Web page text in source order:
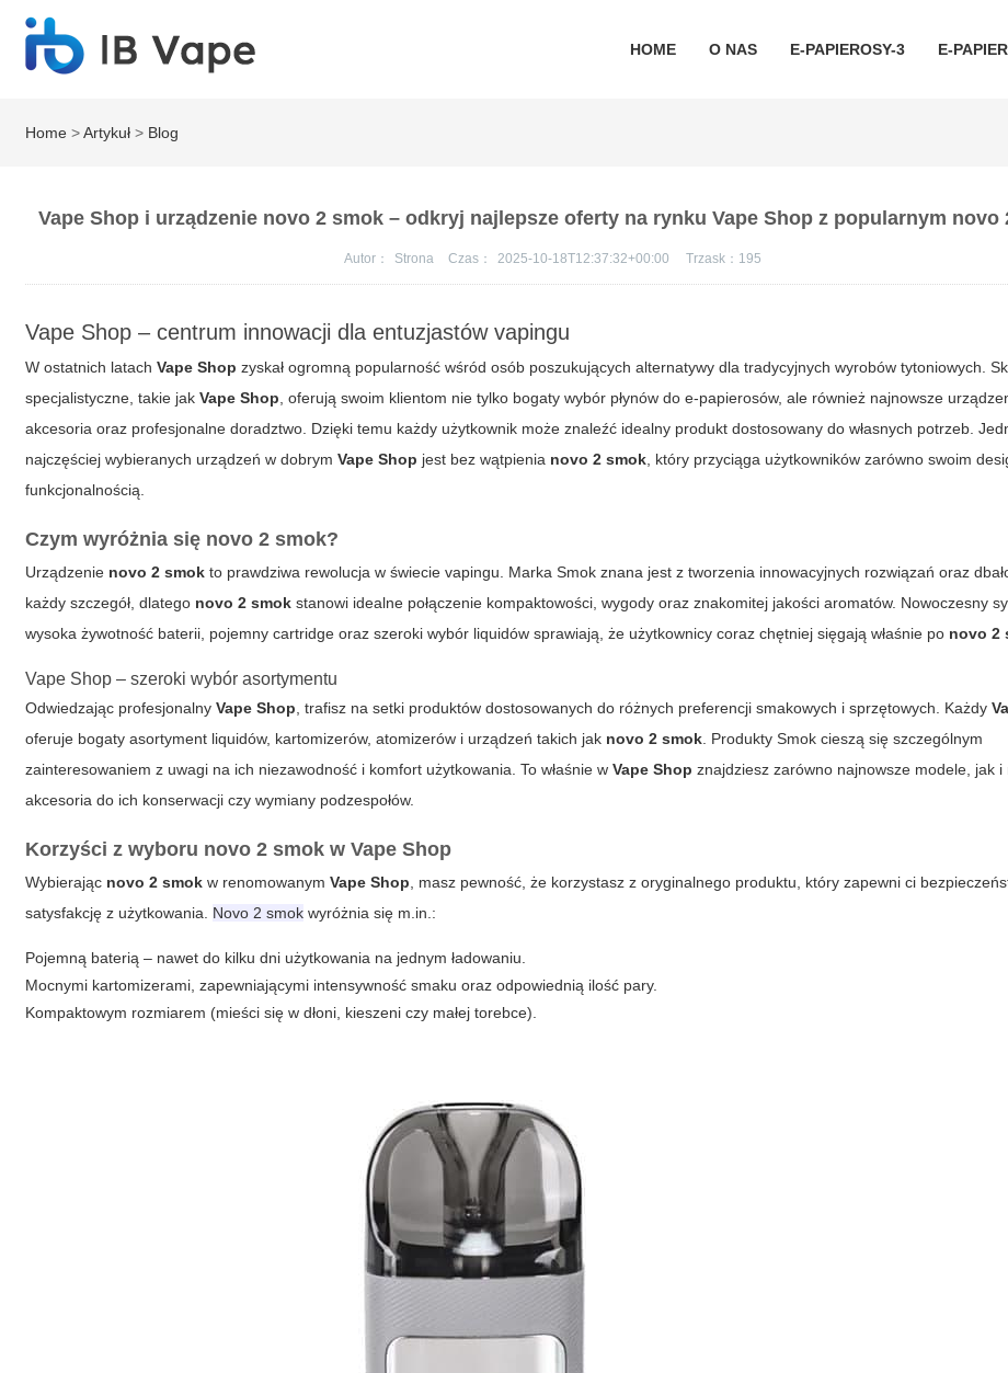
HOME O NAS E-PAPIEROSY-3 E-
Home >Artykuł > Blog
Vape Shop i urządzenie novo 2 smok – odkryj najlepsze oferty na rynku Vape Shop z popularnym novo
Autor： Strona Czas： 2025-10-18T12:37:32+00:00 Trzask： 195
Vape Shop – centrum innowacji dla entuzjastów vapingu
W ostatnich latachVape Shop zyskał ogromną popularność wśród osób poszukujących alternatywy dla tradycyjnych wyrobów tytoniowych.
specjalistyczne, takie jakVape Shop , oferują swoim klientom nie tylko bogaty wybór płynów do e-papierosów, ale również najnowsze
akcesoria oraz profesjonalne doradztwo. Dzięki temu każdy użytkownik może znaleźć idealny produkt dostosowany do własnych potrzeb.
najczęściej wybieranych urządzeń w dobrymVape Shop jest bez wątpienia novo 2 smok , który przyciąga użytkowników zarówno swoim
funkcjonalnością.
Czym wyróżnia się novo 2 smok?
Urządzenie novo 2 smok to prawdziwa rewolucja w świecie vapingu. Marka Smok znana jest z tworzenia innowacyjnych rozwiązań oraz
każdy szczegół, dlatego novo 2 smok stanowi idealne połączenie kompaktowości, wygody oraz znakomitej jakości aromatów. Nowoczesny
wysoka żywotność baterii, pojemny cartridge oraz szeroki wybór liquidów sprawiają, że użytkownicy coraz chętniej sięgają właśnie po novo 2
Vape Shop – szeroki wybór asortymentu
Odwiedzając profesjonalnyVape Shop , trafisz na setki produktów dostosowanych do różnych preferencji smakowych i sprzętowych. Każdy
oferuje bogaty asortyment liquidów, kartomizerów, atomizerów i urządzeń takich jak novo 2 smok . Produkty Smok cieszą się szczególnym
zainteresowaniem z uwagi na ich niezawodność i komfort użytkowania. To właśnie wVape Shop znajdziesz zarówno najnowsze modele, jak i
akcesoria do ich konserwacji czy wymiany podzespołów.
Korzyści z wyboru novo 2 smok w Vape Shop
Wybierając novo 2 smok w renomowanymVape Shop , masz pewność, że korzystasz z oryginalnego produktu, który zapewni ci
satysfakcję z użytkowania. Novo 2 smok wyróżnia się m.in.:
Pojemną baterią – nawet do kilku dni użytkowania na jednym ładowaniu.
Mocnymi kartomizerami, zapewniającymi intensywność smaku oraz odpowiednią ilość pary.
Kompaktowym rozmiarem (mieści się w dłoni, kieszeni czy małej torebce).